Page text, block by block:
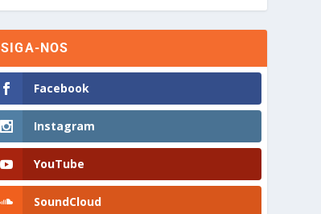
SIGA-NOS
Facebook
Instagram
YouTube
SoundCloud